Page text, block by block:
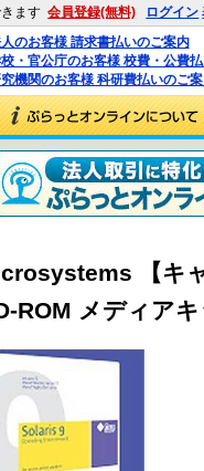
ます 会員登録(無料) ログイン
のお客様 請求書払いのご案内
・官公庁のお客様 校費・公費
機関のお客様 科研費払いのご
【キ
ROM メディア